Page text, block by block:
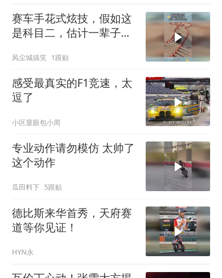
赛车手花式炫技，假如这
是科目二，估计一辈子也
风尘城搞笑 1跟贴
感受最真实的F1竞速，太
逗了
小区显眼包小周
专业动作请勿模仿 太帅了
这个动作
瓜田料下 5跟贴
德比斯来华首秀，天府赛
道等你见证！
HYN永